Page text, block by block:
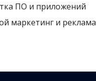
ПО и приложений
маркетинг и реклама